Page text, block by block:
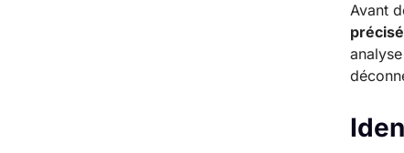
Avant